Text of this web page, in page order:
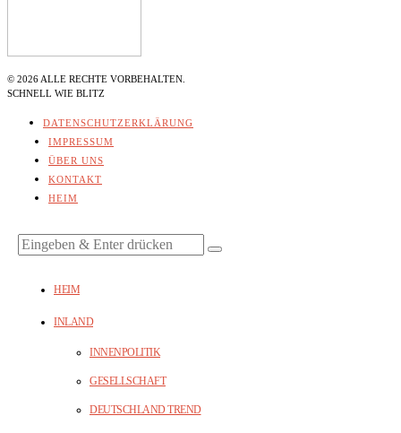
© 2026 ALLE RECHTE VORBEHALTEN.
SCHNELL WIE BLITZ
DATENSCHUTZERKLÄRUNG
IMPRESSUM
ÜBER UNS
KONTAKT
HEIM
HEIM
INLAND
INNENPOLITIK
GESELLSCHAFT
DEUTSCHLAND TREND